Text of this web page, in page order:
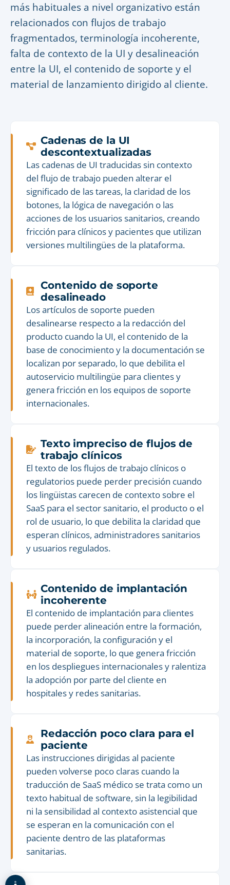
más habituales a nivel organizativo están
relacionados con flujos de trabajo
fragmentados, terminología incoherente,
falta de contexto de la UI y desalineación
entre la UI, el contenido de soporte y el
material de lanzamiento dirigido al cliente.
Cadenas de la UI
descontextualizadas
Las cadenas de UI traducidas sin contexto
del flujo de trabajo pueden alterar el
significado de las tareas, la claridad de los
botones, la lógica de navegación o las
acciones de los usuarios sanitarios, creando
fricción para clínicos y pacientes que utilizan
versiones multilingües de la plataforma.
Contenido de soporte
desalineado
Los artículos de soporte pueden
desalinearse respecto a la redacción del
producto cuando la UI, el contenido de la
base de conocimiento y la documentación se
localizan por separado, lo que debilita el
autoservicio multilingüe para clientes y
genera fricción en los equipos de soporte
internacionales.
Texto impreciso de flujos de
trabajo clínicos
El texto de los flujos de trabajo clínicos o
regulatorios puede perder precisión cuando
los lingüistas carecen de contexto sobre el
SaaS para el sector sanitario, el producto o el
rol de usuario, lo que debilita la claridad que
esperan clínicos, administradores sanitarios
y usuarios regulados.
Contenido de implantación
incoherente
El contenido de implantación para clientes
puede perder alineación entre la formación,
la incorporación, la configuración y el
material de soporte, lo que genera fricción
en los despliegues internacionales y ralentiza
la adopción por parte del cliente en
hospitales y redes sanitarias.
Redacción poco clara para el
paciente
Las instrucciones dirigidas al paciente
pueden volverse poco claras cuando la
traducción de SaaS médico se trata como un
texto habitual de software, sin la legibilidad
ni la sensibilidad al contexto asistencial que
se esperan en la comunicación con el
paciente dentro de las plataformas
sanitarias.